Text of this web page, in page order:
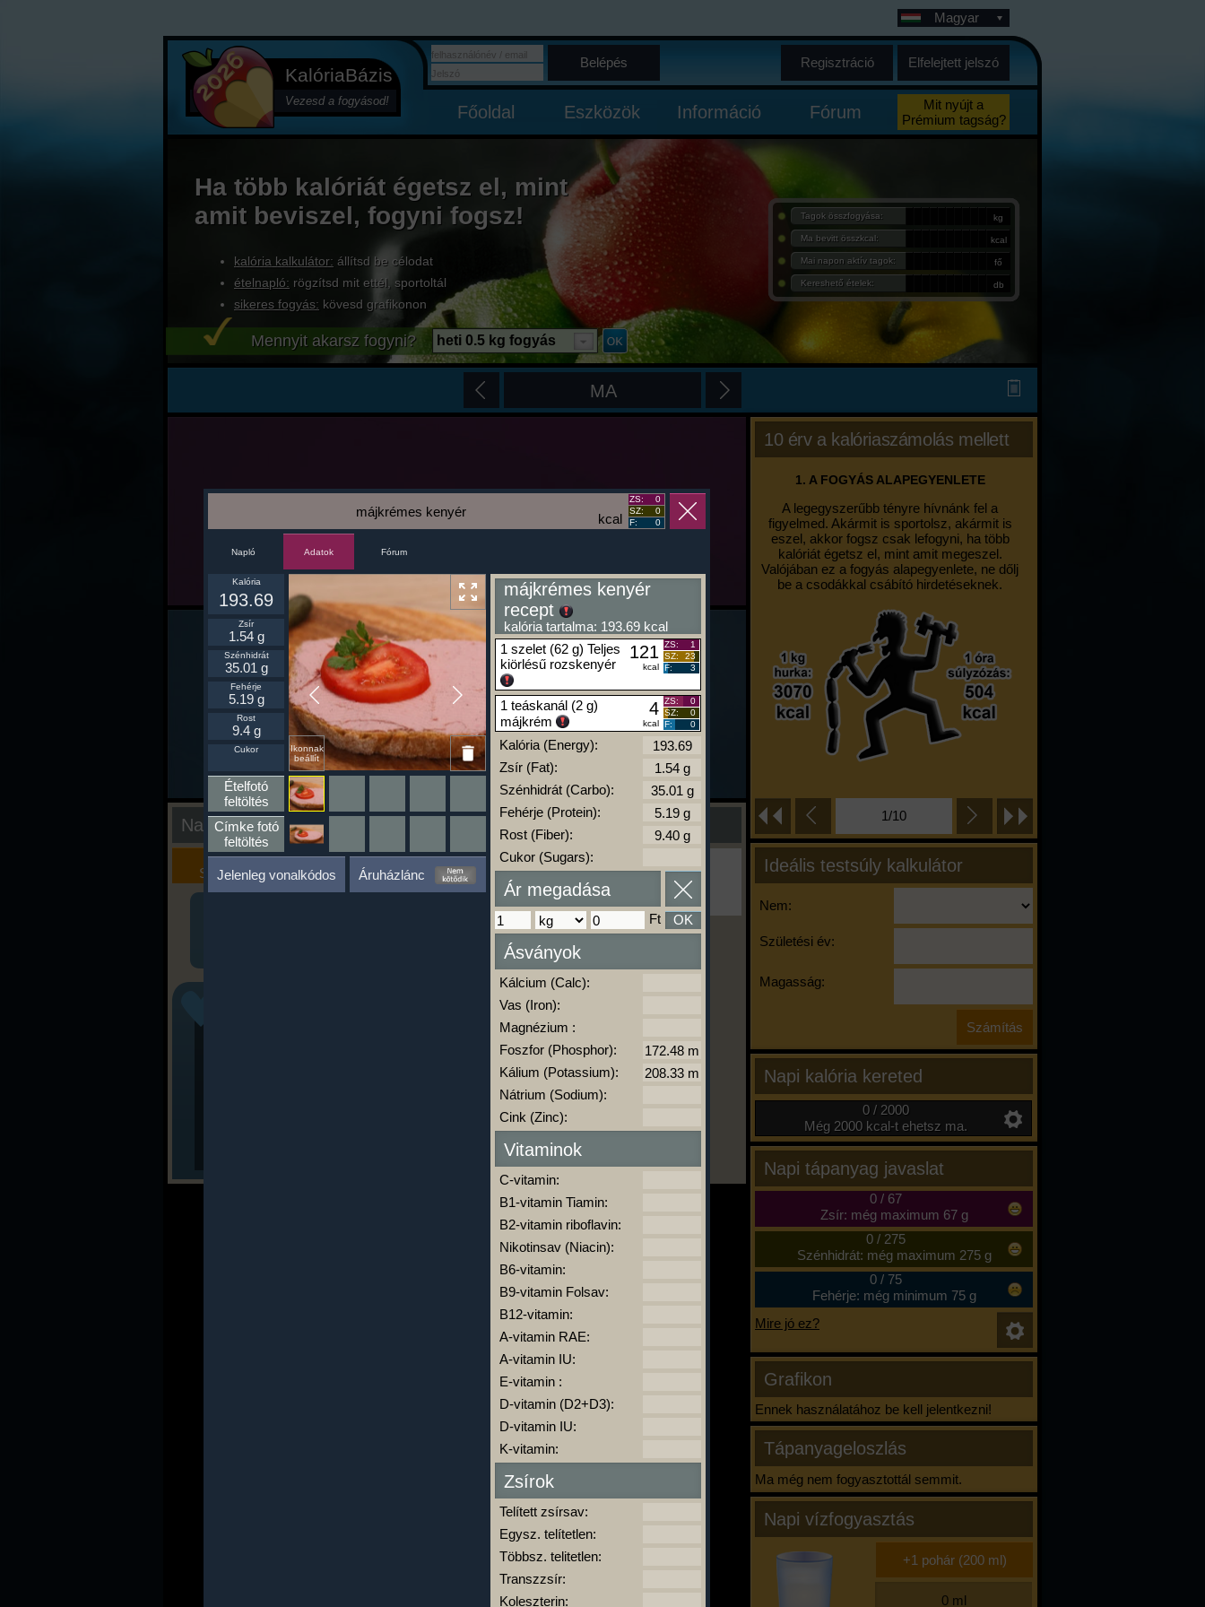
KalóriaBázis
Vezesd a fogyásod!
Magyar
Belépés Regisztráció Elfelejtett jelszó
Főoldal Eszközök Információ Fórum
Mit nyújt a
Prémium tagság?
Ha több kalóriát égetsz el, mint
amit beviszel, fogyni fogsz!
kalória kalkulátor: állítsd be célodat
ételnapló: rögzítsd mit ettél, sportoltál
sikeres fogyás: kövesd grafikonon
Tagok összfogyása: kg
Ma bevitt összkcal: kcal
Mai napon aktív tagok: fő
Kereshető ételek: db
Mennyit akarsz fogyni? heti 0.5 kg fogyás
MA
10 érv a kalóriaszámolás mellett
1. A FOGYÁS ALAPEGYENLETE
A legegyszerűbb tényre hívnánk fel a
figyelmed. Akármit is sportolsz, akármit is
eszel, akkor fogsz csak lefogyni, ha több
kalóriát égetsz el, mint amit megeszel.
Valójában ez a fogyás alapegyenlete, ne dőlj
be a csodákkal csábító hirdetéseknek.
1/10
Ideális testsúly kalkulátor
Nem:
Születési év:
Magasság:
Napi kalória kereted
0 / 2000
Még 2000 kcal-t ehetsz ma.
Napi tápanyag javaslat
0/ 67
Zsír: még maximum 67 g
0/ 275
Szénhidrát: még maximum 275 g
0/ 75
Fehérje: még minimum 75 g
Mire jó ez?
Grafikon
Ennek használatához be kell jelentkezni!
Tápanyageloszlás
Ma még nem fogyasztottál semmit.
Napi vízfogyasztás
Nap kiértékelése
Kalória
Szimulátor
Szöveges
Értékelés
Ha ma már nem eszel/sportolsz többet,
kattints a kiértékelésre!
A Kalória Szimulátor Prémium funkció.
-
kcal
májkrémes kenyér
ZS:
0
SZ:
0
F:
0
Napló Adatok Fórum
Ikonnak
beállít
Kalória
193.69
Zsír
1.54 g
Szénhidrát
35.01 g
Fehérje
5.19 g
Rost
9.4 g
Cukor
Ételfotó
feltöltés
Címke fotó
feltöltés
Jelenleg vonalkódos Áruházlánc
májkrémes kenyér
recept
kalória tartalma: 193.69 kcal
1 szelet (62 g) Teljes
kiörlésű rozskenyér
121
kcal
ZS:
1
SZ:
23
F:
3
1 teáskanál (2 g)
májkrém
4
kcal
ZS:
0
SZ:
0
F:
0
Kalória (Energy):
Zsír (Fat):
Szénhidrát (Carbo):
Fehérje (Protein):
Rost (Fiber):
Cukor (Sugars):
Ár megadása
Ft OK
Ásványok
Kálcium (Calc):
Vas (Iron):
Magnézium :
Foszfor (Phosphor):
Kálium (Potassium):
Nátrium (Sodium):
Cink (Zinc):
Vitaminok
C-vitamin:
B1-vitamin Tiamin:
B2-vitamin riboflavin:
Nikotinsav (Niacin):
B6-vitamin:
B9-vitamin Folsav:
B12-vitamin:
A-vitamin RAE:
A-vitamin IU:
E-vitamin :
D-vitamin (D2+D3):
D-vitamin IU:
K-vitamin:
Zsírok
Telített zsírsav:
Egysz. telítetlen:
Többsz. telitetlen:
Transzzsír:
Koleszterin: